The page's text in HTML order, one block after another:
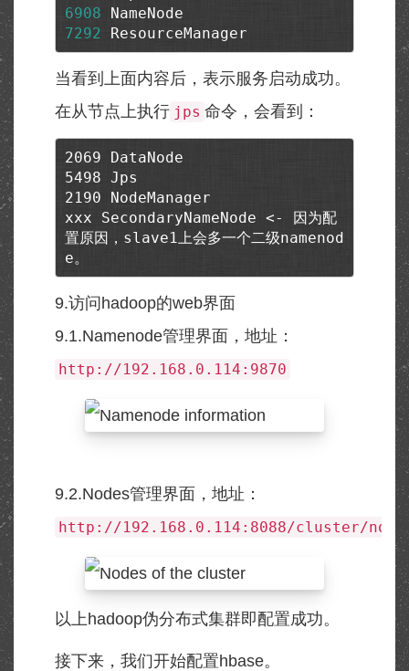
6908
7292 ResourceManager
当看到上面内容后，表示服务启动成功。
在从节点上执行 jps 命令，会看到：
2069 DataNode
5498 Jps
2190 NodeManager
xxx SecondaryNameNode <- 因为配
置原因，slave1上会多一个二级namenod
e。
9.访问hadoop的web界面
9.1.Namenode管理界面，地址：
http://192.168.0.114:9870
9.2.Nodes管理界面，地址：
http://192.168.0.114:8088/cluster/
以上hadoop伪分布式集群即配置成功。
接下来，我们开始配置hbase。